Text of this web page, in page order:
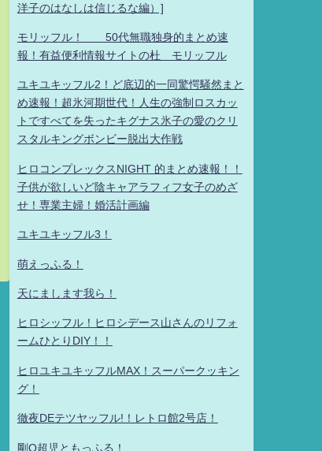
洋子のはなしは信じるな編）]
モリッフル！ 50代無職独身的まとめ速
報！有益便利情報サイトの杜 モリッフル
ユキユキッフル2！ど底辺的一同驚愕騒然まと
め速報！超氷河期世代！人生の強制ロスカッ
トですべてを失ったキグナス氷子の愛のクリ
スタルキングボンビー脱出大作戦
ヒロコンプレックスNIGHT 的まとめ速報！！
子供が欲しいど陰キャアラフィフ女子のめざ
せ！専業主婦！婚活計画編
ユキユキッフル3！
萌えっふる！
天にまします我ら！
ヒロシッフル！ヒロシデース山さんのリフォ
ームひとりDIY！！
ヒロユキユキッフルMAX！スーパークッキン
グ！
徹夜DEテツヤッフル!！レトロ館2号店！
剛Q超児ともっふる！